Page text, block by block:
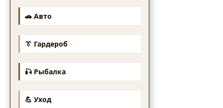
🚗 Авто
👔 Гардероб
🎣 Рыбалка
💪 Уход